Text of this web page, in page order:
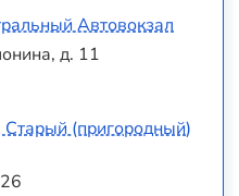
Автовокзал
д. 11
(пригородный)